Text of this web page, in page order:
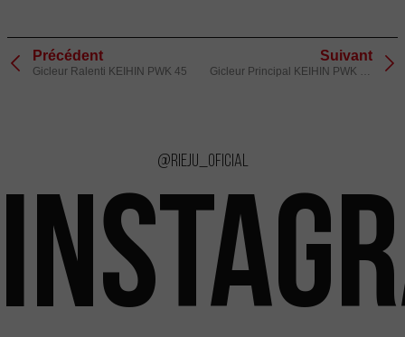
Précédent
Gicleur Ralenti KEIHIN PWK 45
Suivant
Gicleur Principal KEIHIN PWK 170
@rieju_oficial